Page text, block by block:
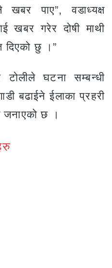
पाए”, वडाध्यक्ष
खबर गरेर दोषी माथी
दिएको छु ।”
टोलीले घटना सम्बन्धी
बढाईने ईलाका प्रहरी
जनाएको छ ।